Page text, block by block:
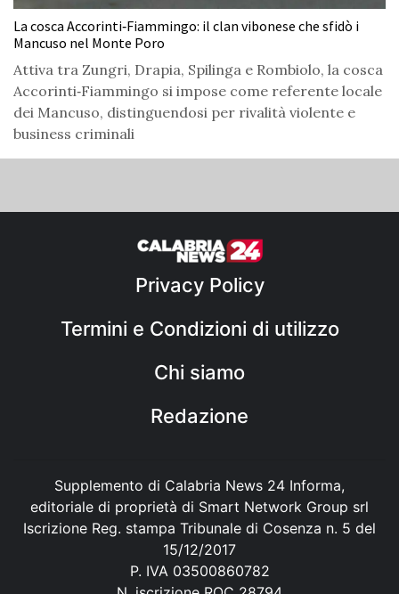
La cosca Accorinti‑Fiammingo: il clan vibonese che sfidò i
Mancuso nel Monte Poro
Attiva tra Zungri, Drapia, Spilinga e Rombiolo, la cosca
Accorinti‑Fiammingo si impose come referente locale
dei Mancuso, distinguendosi per rivalità violente e
business criminali
Privacy Policy
Termini e Condizioni di utilizzo
Chi siamo
Redazione
Supplemento di Calabria News 24 Informa,
editoriale di proprietà di Smart Network Group srl
Iscrizione Reg. stampa Tribunale di Cosenza n. 5 del
15/12/2017
P. IVA 03500860782